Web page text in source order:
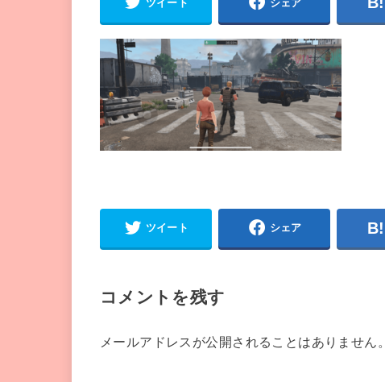
ツイート シェア
ツイート シェア
コメントを残す
メールアドレスが公開されることはありません。